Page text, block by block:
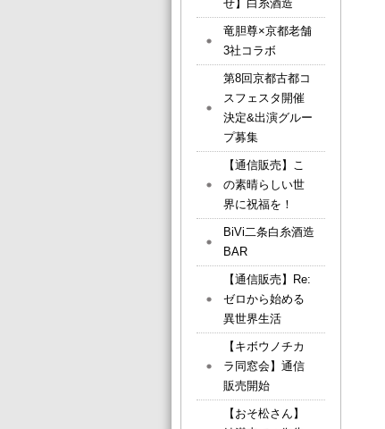
せ】白糸酒造
竜胆尊×京都老舗
3社コラボ
第8回京都古都コ
スフェスタ開催
決定&出演グルー
プ募集
【通信販売】こ
の素晴らしい世
界に祝福を！
BiVi二条白糸酒造
BAR
【通信販売】Re:
ゼロから始める
異世界生活
【キボウノチカ
ラ同窓会】通信
販売開始
【おそ松さん】